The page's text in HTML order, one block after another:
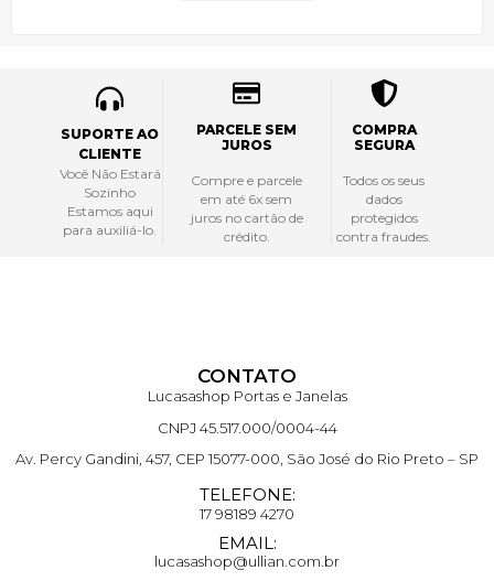
SUPORTE AO
CLIENTE
Você Não Estará
Sozinho
Estamos aqui
para auxiliá-lo.
PARCELE SEM
JUROS
Compre e parcele
em até 6x sem
juros no cartão de
crédito.
COMPRA
SEGURA
Todos os seus
dados
protegidos
contra fraudes.
CONTATO
Lucasashop Portas e Janelas
CNPJ 45.517.000/0004-44
Av. Percy Gandini, 457, CEP 15077-000, São José do Rio Preto – SP
TELEFONE:
17 98189 4270
EMAIL:
lucasashop@ullian.com.br